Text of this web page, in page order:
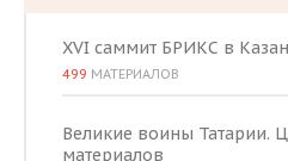
XVI саммит БРИКС в
499 МАТЕРИАЛОВ
Великие воины Татарии.
материалов